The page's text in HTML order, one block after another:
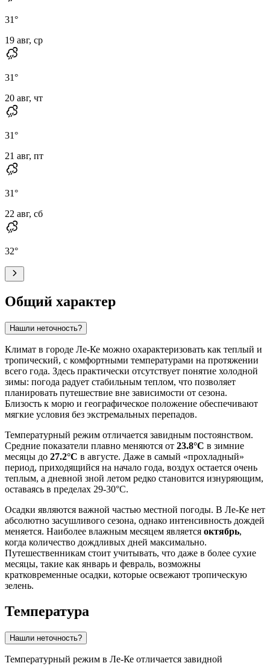
31°
19 авг, ср
31°
20 авг, чт
31°
21 авг, пт
31°
22 авг, сб
32°
Общий характер
Нашли неточность?
Климат в городе Ле-Ке можно охарактеризовать как теплый и
тропический, с комфортными температурами на протяжении
всего года. Здесь практически отсутствует понятие холодной
зимы: погода радует стабильным теплом, что позволяет
планировать путешествие вне зависимости от сезона.
Близость к морю и географическое положение обеспечивают
мягкие условия без экстремальных перепадов.
Температурный режим отличается завидным постоянством.
Средние показатели плавно меняются от 23.8°C в зимние
месяцы до 27.2°C в августе. Даже в самый «прохладный»
период, приходящийся на начало года, воздух остается очень
теплым, а дневной зной летом редко становится изнуряющим,
оставаясь в пределах 29-30°C.
Осадки являются важной частью местной погоды. В Ле-Ке нет
абсолютно засушливого сезона, однако интенсивность дождей
меняется. Наиболее влажным месяцем является октябрь,
когда количество дождливых дней максимально.
Путешественникам стоит учитывать, что даже в более сухие
месяцы, такие как январь и февраль, возможны
кратковременные осадки, которые освежают тропическую
зелень.
Температура
Нашли неточность?
Температурный режим в Ле-Ке отличается завидной